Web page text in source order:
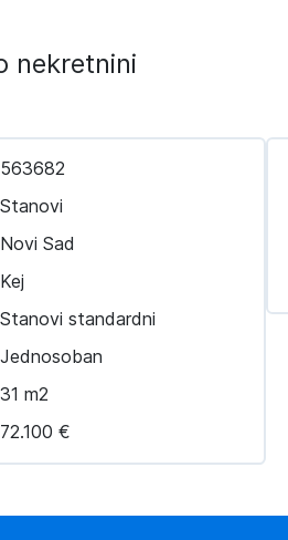
nekretnini
563682
Stanovi
Novi Sad
Kej
Stanovi standardni
Jednosoban
31 m2
72.100 €